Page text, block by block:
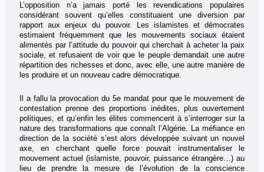
L’opposition n’a jamais porté les revendications populaires
considérant souvent qu’elles constituaient une diversion par
rapport aux enjeux du pouvoir. Les islamistes et démocrates
estimaient fréquemment que les mouvements sociaux étaient
alimentés par l’attitude du pouvoir qui cherchait à acheter la paix
sociale, et refusaient de voir que le peuple demandait une autre
répartition des richesses et donc, avec elle, une autre manière de
les produire et un nouveau cadre démocratique.
Il a fallu la provocation du 5e mandat pour que le mouvement de
contestation prenne des proportions inédites, plus ouvertement
politiques, et qu’enfin les élites commencent à s’interroger sur la
nature des transformations que connaît l’Algérie. La méfiance en
direction de la société s’est alors développée suivant un nouvel
axe, en cherchant quelle force pouvait instrumentaliser le
mouvement actuel (islamiste, pouvoir, puissance étrangère…) au
lieu de prendre la mesure de l’évolution de la conscience